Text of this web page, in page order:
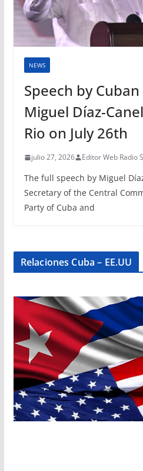
NEWS
Speech by
Miguel Díaz-
Rio on July 26th
julio 27, 2026 Editor Web Radio
The full speech by Miguel
Secretary of the Central
Party of Cuba and
Relaciones Cuba – EE.UU